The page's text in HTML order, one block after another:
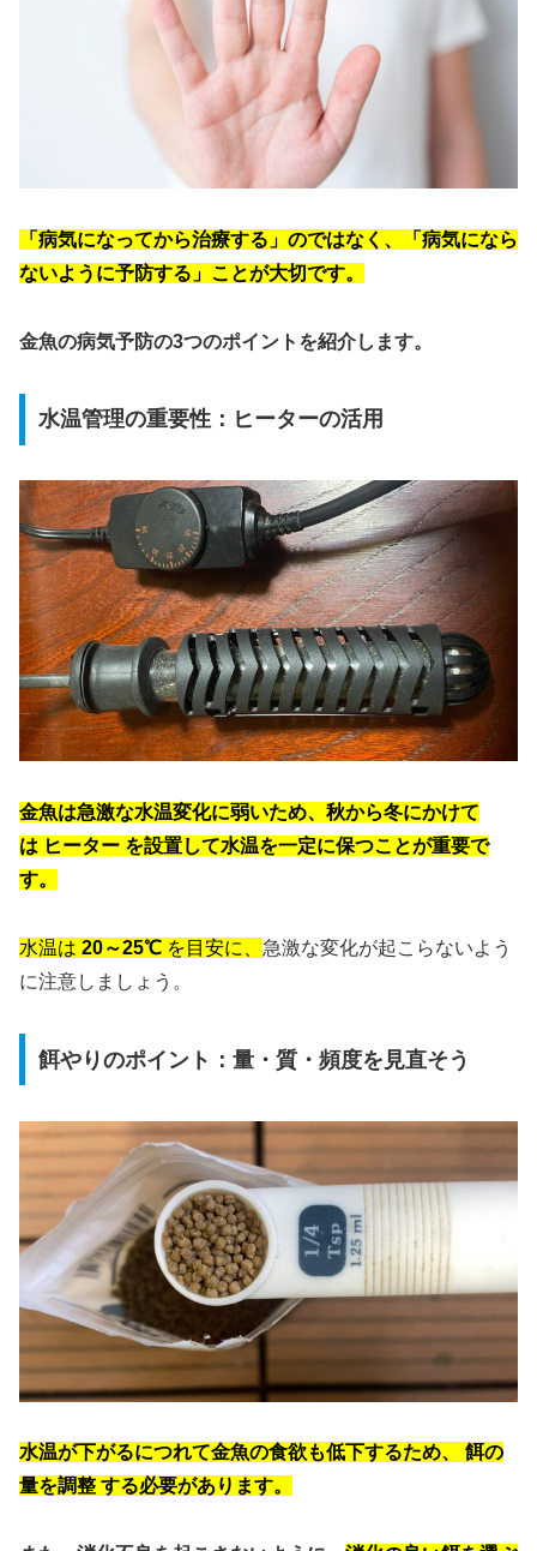
「病気になってから治療する」のではなく、「病気になら
ないように予防する」ことが大切です。
金魚の病気予防の3つのポイントを紹介します。
水温管理の重要性：ヒーターの活用
金魚は急激な水温変化に弱いため、秋から冬にかけて
は ヒーター を設置して水温を一定に保つことが重要で
す。
水温は 20～25℃ を目安に、 急激な変化が起こらないよう
に注意しましょう。
餌やりのポイント：量・質・頻度を見直そう
水温が下がるにつれて金魚の食欲も低下するため、 餌の
量を調整 する必要があります。